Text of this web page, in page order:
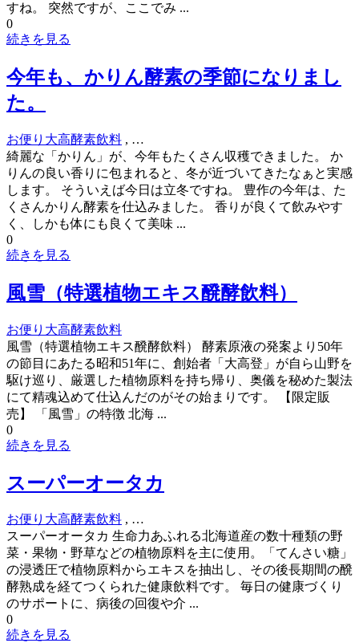
すね。 突然ですが、ここでみ ...
0
続きを見る
今年も、かりん酵素の季節になりまし
た。
お便り 大高酵素飲料 , …
綺麗な「かりん」が、今年もたくさん収穫できました。 か
りんの良い香りに包まれると、冬が近づいてきたなぁと実感
します。 そういえば今日は立冬ですね。 豊作の今年は、た
くさんかりん酵素を仕込みました。 香りが良くて飲みやす
く、しかも体にも良くて美味 ...
0
続きを見る
風雪（特選植物エキス醗酵飲料）
お便り 大高酵素飲料
風雪（特選植物エキス醗酵飲料） 酵素原液の発案より50年
の節目にあたる昭和51年に、創始者「大高登」が自ら山野を
駆け巡り、厳選した植物原料を持ち帰り、奥儀を秘めた製法
にて精魂込めて仕込んだのがその始まりです。 【限定販
売】 「風雪」の特徴 北海 ...
0
続きを見る
スーパーオータカ
お便り 大高酵素飲料 , …
スーパーオータカ 生命力あふれる北海道産の数十種類の野
菜・果物・野草などの植物原料を主に使用。「てんさい糖」
の浸透圧で植物原料からエキスを抽出し、その後長期間の醗
酵熟成を経てつくられた健康飲料です。 毎日の健康づくり
のサポートに、病後の回復や介 ...
0
続きを見る